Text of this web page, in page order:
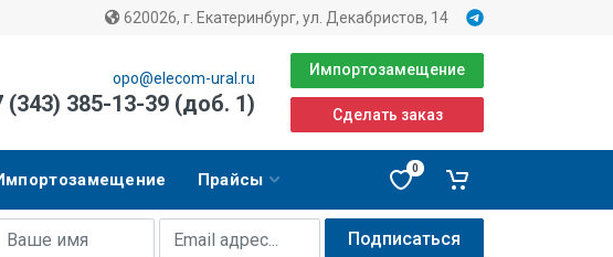
620026, г. Екатеринбург, ул. Декабристов, 14
opo@elecom-ural.ru
(343) 385-13-39 (доб. 1)
Импортозамещение
Сделать заказ
Прайсы
0
Имя
E-mail адрес Подписаться